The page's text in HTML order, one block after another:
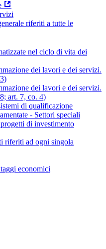
riferiti a tutte le
nel ciclo di vita dei
dei lavori e dei servizi.
dei lavori e dei servizi.
art. 7, co. 4)
di qualificazione
- Settori speciali
di investimento
riferiti ad ogni singola
economici